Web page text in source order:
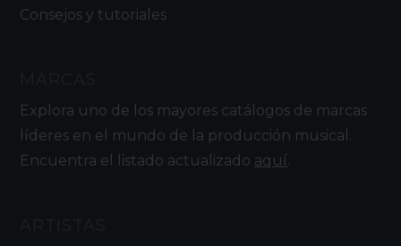
Consejos y tutoriales
Explora uno de los mayores catálogos de marcas
líderes en el mundo de la producción musical.
Encuentra el listado actualizado aquí.